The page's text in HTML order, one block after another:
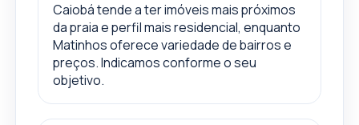
Caiobá tende a ter imóveis mais próximos
da praia e perfil mais residencial, enquanto
Matinhos oferece variedade de bairros e
preços. Indicamos conforme o seu
objetivo.